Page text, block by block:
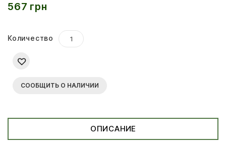
567 грн
Количество
СООБЩИТЬ О НАЛИЧИИ
ОПИСАНИЕ